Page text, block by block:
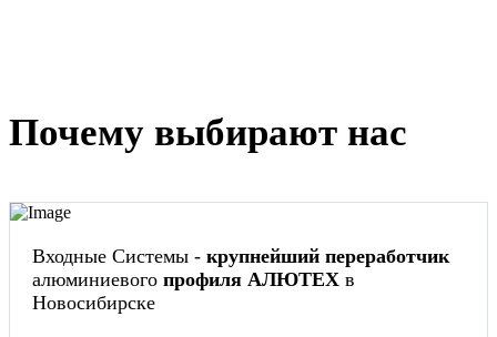
Почему выбирают нас
Входные Системы - крупнейший переработчик
алюминиевого профиля АЛЮТЕХ в
Новосибирске